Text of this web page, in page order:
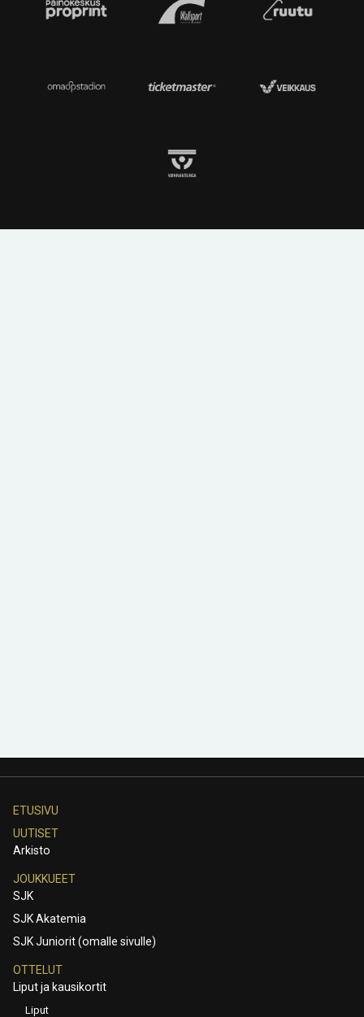
ETUSIVU
UUTISET
Arkisto
JOUKKUEET
SJK
SJK Akatemia
SJK Juniorit (omalle sivulle)
OTTELUT
Liput ja kausikortit
Liput